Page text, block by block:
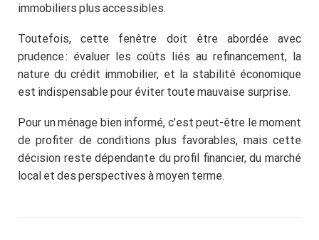
immobiliers plus accessibles.
Toutefois, cette fenêtre doit être abordée avec
prudence : évaluer les coûts liés au refinancement, la
nature du crédit immobilier, et la stabilité économique
est indispensable pour éviter toute mauvaise surprise.
Pour un ménage bien informé, c’est peut-être le moment
de profiter de conditions plus favorables, mais cette
décision reste dépendante du profil financier, du marché
local et des perspectives à moyen terme.